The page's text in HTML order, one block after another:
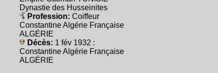
Dynastie des Husseinites
Profession: Coiffeur
Constantine Algérie Française
ALGÉRIE
Décès: 1 fév 1932 :
Constantine Algérie Française
ALGÉRIE